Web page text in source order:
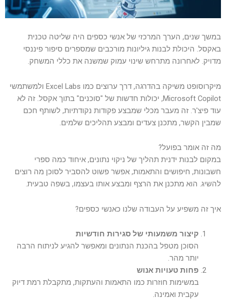
סמן קישורים
את
כל
האפשרויות
במשך שנים, הערך המרכזי של אנשי כספים היה שליטה טכנית
באקסל. היכולת לבנות גיליונות מורכבים שמספרים סיפור פיננסי
מדויק. לאחרונה מתרחש שינוי עמוק שמשנה את כללי המשחק.
מיקרוסופט משיקה בהדרגה, דרך ערוצים כמו Excel Labs ולמשתמשי
Microsoft Copilot, יכולות חדשות של "סוכנים" בתוך אקסל. זה לא
עוד פיצ'ר. זה מעבר מכלי שמבצע פקודות נקודתיות, לשותף חכם
שמבין הקשר, מתכנן צעדים ומבצע תהליכים שלמים.
מה זה אומר בפועל?
במקום לבנות ידנית תהליך של ניקוי נתונים, איחוד כמה ספרי
חשבונות, חיפושים והתאמות, אפשר פשוט להסביר לסוכן מה רוצים
להשיג. הוא מתכנן את הרצף ומבצע אותו בעצמו, בשפה טבעית.
איך זה משפיע על העבודה שלנו כאנשי כספים?
קיצור משמעותי של סגירות חודשיות
הסוכן מטפל בהכנת הנתונים ומאפשר להגיע לניתוח הרבה
יותר מהר.
פחות טעויות אנוש
במשימות חוזרות כמו התאמות והעתקות, מתקבלת רמת דיוק
עקבית ואמינה.